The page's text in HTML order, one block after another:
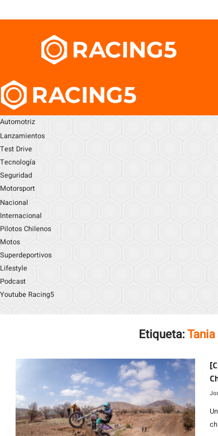
Automotriz
Lanzamientos
Test Drive
Tecnología
Seguridad
Motorsport
Nacional
Internacional
Pilotos Chilenos
Motos
Superdeportivos
Lifestyle
Podcast
Youtube Racing5
Etiqueta: